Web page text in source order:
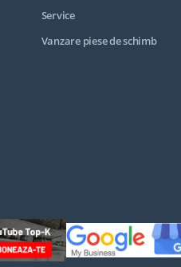
Service
Vanzare piese de schimb